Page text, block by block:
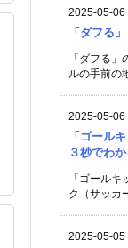
2025-05-06
「ダフる
「ダフる
ルの手前の
2025-05-06
「ゴール
３秒でわか
「ゴール
ク（サッカ
2025-05-05